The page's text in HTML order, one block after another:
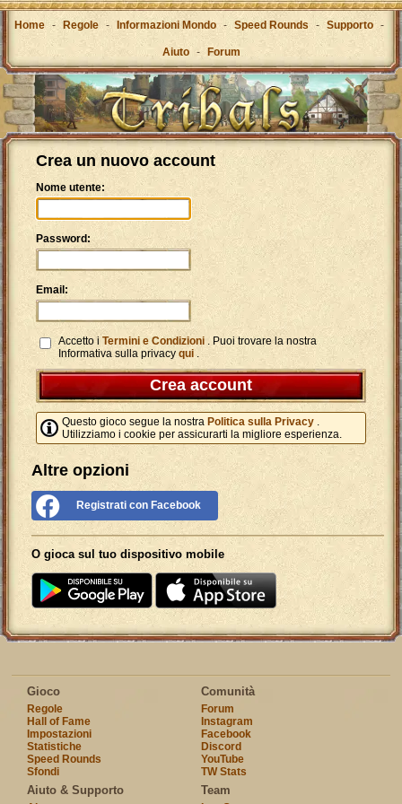
Home - Regole - Informazioni Mondo - Speed Rounds - Supporto -
Aiuto - Forum
Crea un nuovo account
Nome utente:
Password:
Email:
Accetto i Termini e Condizioni . Puoi trovare la nostra
Informativa sulla privacy qui .
Crea account
Questo gioco segue la nostra Politica sulla Privacy .
Utilizziamo i cookie per assicurarti la migliore esperienza.
Altre opzioni
Registrati con Facebook
O gioca sul tuo dispositivo mobile
Gioco
Regole
Hall of Fame
Impostazioni
Statistiche
Speed Rounds
Sfondi
Comunità
Forum
Instagram
Facebook
Discord
YouTube
TW Stats
Aiuto & Supporto Team